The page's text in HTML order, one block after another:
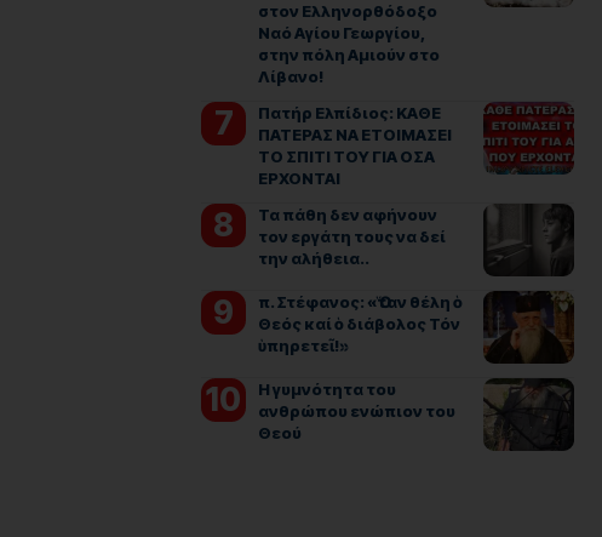
στον Ελληνορθόδοξο
Ναό Αγίου Γεωργίου,
στην πόλη Αμιούν στο
Λίβανο!
Πατήρ Ελπίδιος: ΚΑΘΕ
ΠΑΤΕΡΑΣ ΝΑ ΕΤΟΙΜΑΣΕΙ
ΤΟ ΣΠΙΤΙ ΤΟΥ ΓΙΑ ΟΣΑ
ΕΡΧΟΝΤΑΙ
Τα πάθη δεν αφήνουν
τον εργάτη τους να δεί
την αλήθεια..
π. Στέφανος: «Ὅταν θέλη ὁ
Θεός καί ὁ διάβολος Τόν
ὑπηρετεῖ!»
Η γυμνότητα του
ανθρώπου ενώπιον του
Θεού